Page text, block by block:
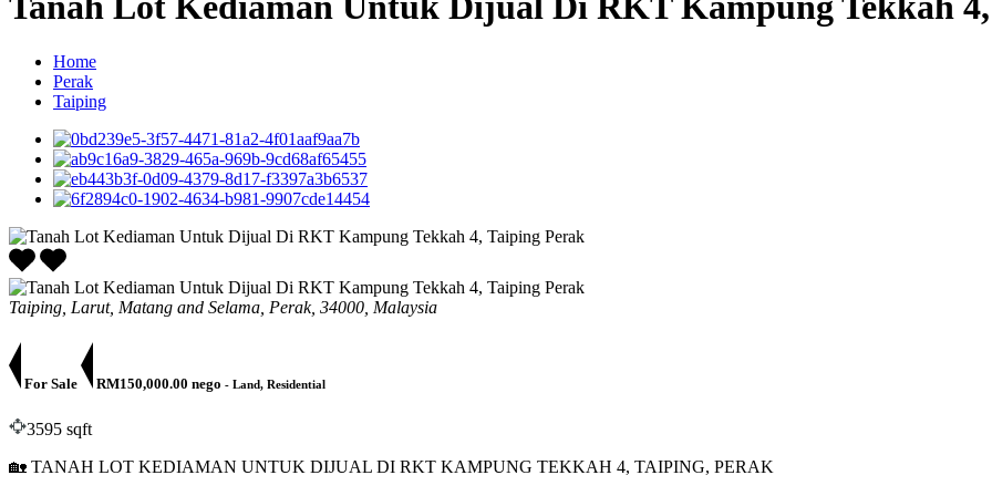
Home
Perak
Taiping
Taiping, Larut, Matang and Selama, Perak, 34000, Malaysia
For Sale RM150,000.00 nego - Land, Residential
3595 sqft
🏡 TANAH LOT KEDIAMAN UNTUK DIJUAL DI RKT KAMPUNG TEKKAH 4, TAIPING, PERAK